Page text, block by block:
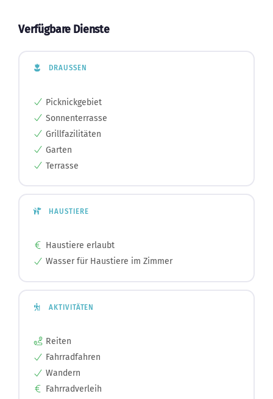
Verfügbare Dienste
DRAUSSEN
Picknickgebiet
Sonnenterrasse
Grillfazilitäten
Garten
Terrasse
HAUSTIERE
Haustiere erlaubt
Wasser für Haustiere im Zimmer
AKTIVITÄTEN
Reiten
Fahrradfahren
Wandern
Fahrradverleih